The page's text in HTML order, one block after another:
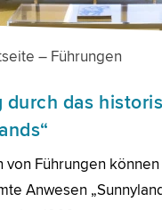
– Führungen
durch das
von Führungen
Anwesen